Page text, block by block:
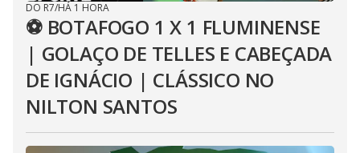
DO R7/HÁ 1 HORA
⚽ BOTAFOGO 1 X 1 FLUMINENSE
| GOLAÇO DE TELLES E CABEÇADA
DE IGNÁCIO | CLÁSSICO NO
NILTON SANTOS